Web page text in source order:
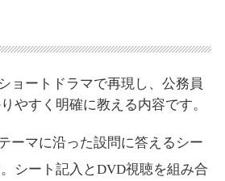
ョートドラマで再現し、公務員
やすく明確に教える内容です。
ーマに沿った設問に答えるシー
シート記入とDVD視聴を組み合